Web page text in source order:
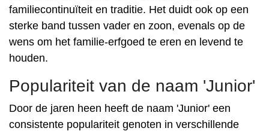
familiecontinuïteit en traditie. Het duidt ook op een
sterke band tussen vader en zoon, evenals op de
wens om het familie-erfgoed te eren en levend te
houden.
Populariteit van de naam 'Junior'
Door de jaren heen heeft de naam 'Junior' een
consistente populariteit genoten in verschillende